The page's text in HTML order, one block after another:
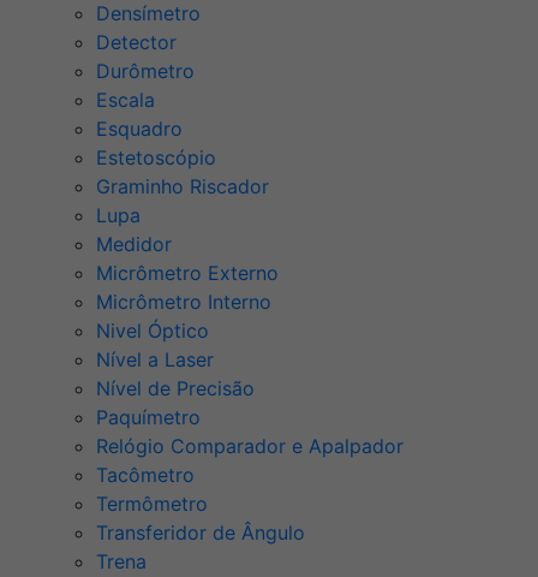
Densímetro
Detector
Durômetro
Escala
Esquadro
Estetoscópio
Graminho Riscador
Lupa
Medidor
Micrômetro Externo
Micrômetro Interno
Nivel Óptico
Nível a Laser
Nível de Precisão
Paquímetro
Relógio Comparador e Apalpador
Tacômetro
Termômetro
Transferidor de Ângulo
Trena